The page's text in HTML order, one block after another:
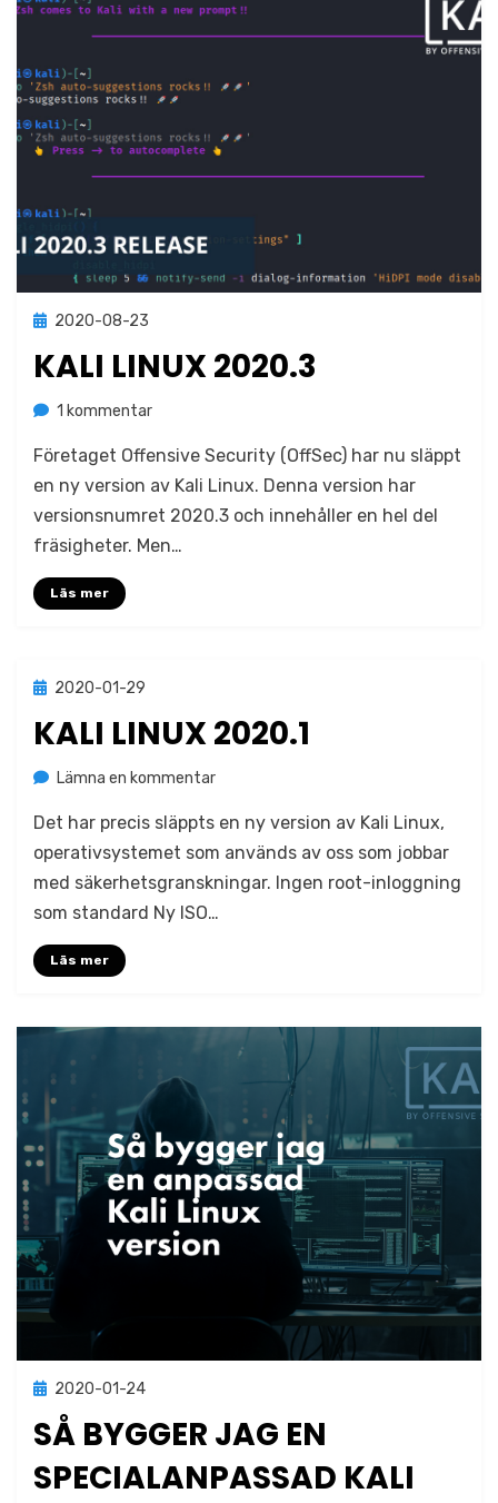
Publicerad
2020-08-23
KALI LINUX 2020.3
avJonas Lejon
1 kommentartill
Linux
2020.3
Företaget Offensive Security (OffSec) har nu släppt
en ny version av Kali Linux. Denna version har
versionsnumret 2020.3 och innehåller en hel del
fräsigheter. Men…
Läs mer
Publicerad
2020-01-29
KALI LINUX 2020.1
avJonas Lejon
Lämna en kommentarpå
Linux
2020.1
Det har precis släppts en ny version av Kali Linux,
operativsystemet som används av oss som jobbar
med säkerhetsgranskningar. Ingen root-inloggning
som standard Ny ISO…
Läs mer
Publicerad
2020-01-24
SÅ BYGGER JAG EN
SPECIALANPASSAD KALI